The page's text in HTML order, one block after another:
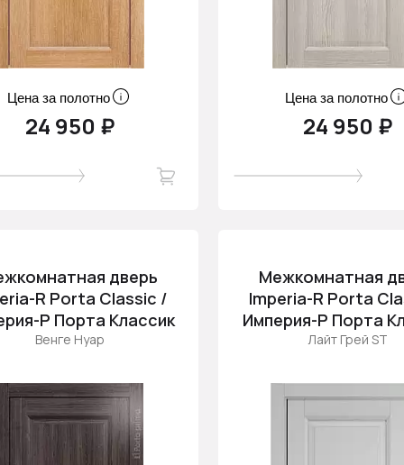
Цена за полотно
24 950 ₽
Цена за полотно
24 950 ₽
дверь
R Porta Classic /
Р Порта Классик
Венге Нуар
Межкомнатная
Imperia-R Porta
Империя-Р Порта
Лайт Грей ST